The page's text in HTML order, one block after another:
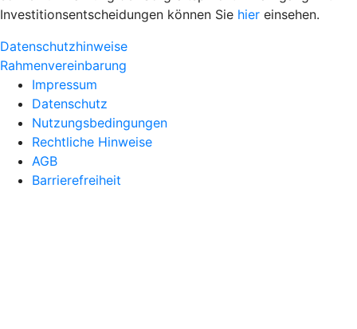
Investitionsentscheidungen können Sie hier einsehen.
Datenschutzhinweise
Rahmenvereinbarung
Impressum
Datenschutz
Nutzungsbedingungen
Rechtliche Hinweise
AGB
Barrierefreiheit